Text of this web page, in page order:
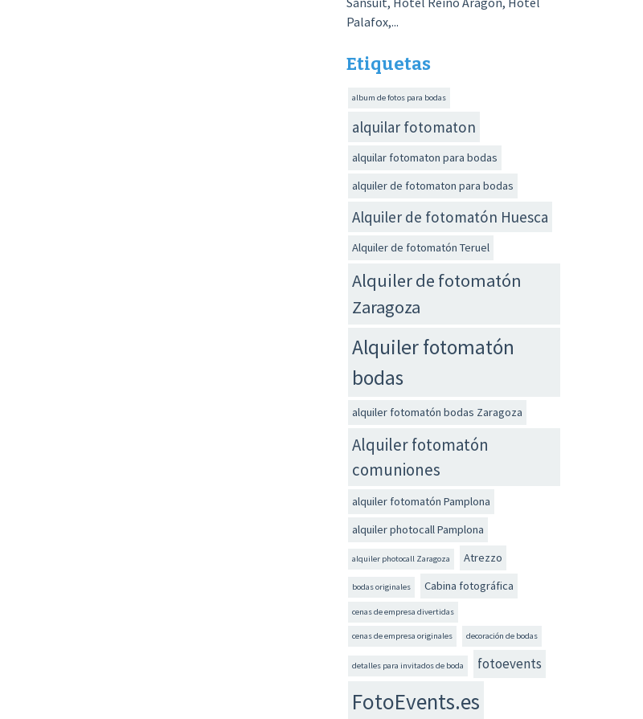
Palafox,...
Etiquetas
album de fotos para bodas
alquilar fotomaton
alquilar fotomaton para bodas
alquiler de fotomaton para bodas
Alquiler de fotomatón Huesca
Alquiler de fotomatón Teruel
Alquiler de fotomatón
Zaragoza
Alquiler fotomatón
bodas
alquiler fotomatón bodas Zaragoza
Alquiler fotomatón
comuniones
alquiler fotomatón Pamplona
alquiler photocall Pamplona
alquiler photocall Zaragoza Atrezzo
bodas originales Cabina fotográfica
cenas de empresa divertidas
cenas de empresa originales decoración de bodas
detalles para invitados de boda fotoevents
FotoEvents.es